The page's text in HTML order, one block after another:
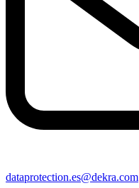
dataprotection.es@dekra.com